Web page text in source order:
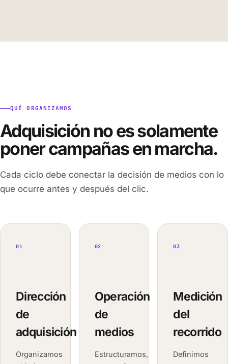
QUÉ ORGANIZAMOS
Adquisición no es solamente
poner campañas en marcha.
Cada ciclo debe conectar la decisión de medios con lo
que ocurre antes y después del clic.
01
Dirección
de
adquisición
Organizamos
02
Operación
de
medios
Estructuramos,
03
Medición
del
recorrido
Definimos